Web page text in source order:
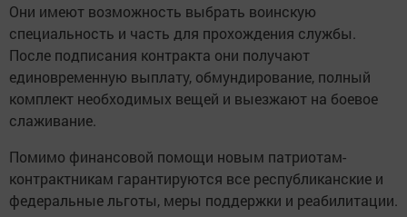
Они имеют возможность выбрать воинскую
специальность и часть для прохождения службы.
После подписания контракта они получают
единовременную выплату, обмундирование, полный
комплект необходимых вещей и выезжают на боевое
слаживание.
Помимо финансовой помощи новым патриотам-
контрактникам гарантируются все республиканские и
федеральные льготы, меры поддержки и реабилитации.